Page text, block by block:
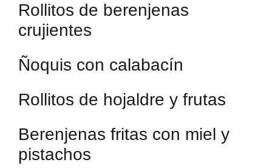
Rollitos de berenjenas
crujientes
Ñoquis con calabacín
Rollitos de hojaldre y frutas
Berenjenas fritas con miel y
pistachos